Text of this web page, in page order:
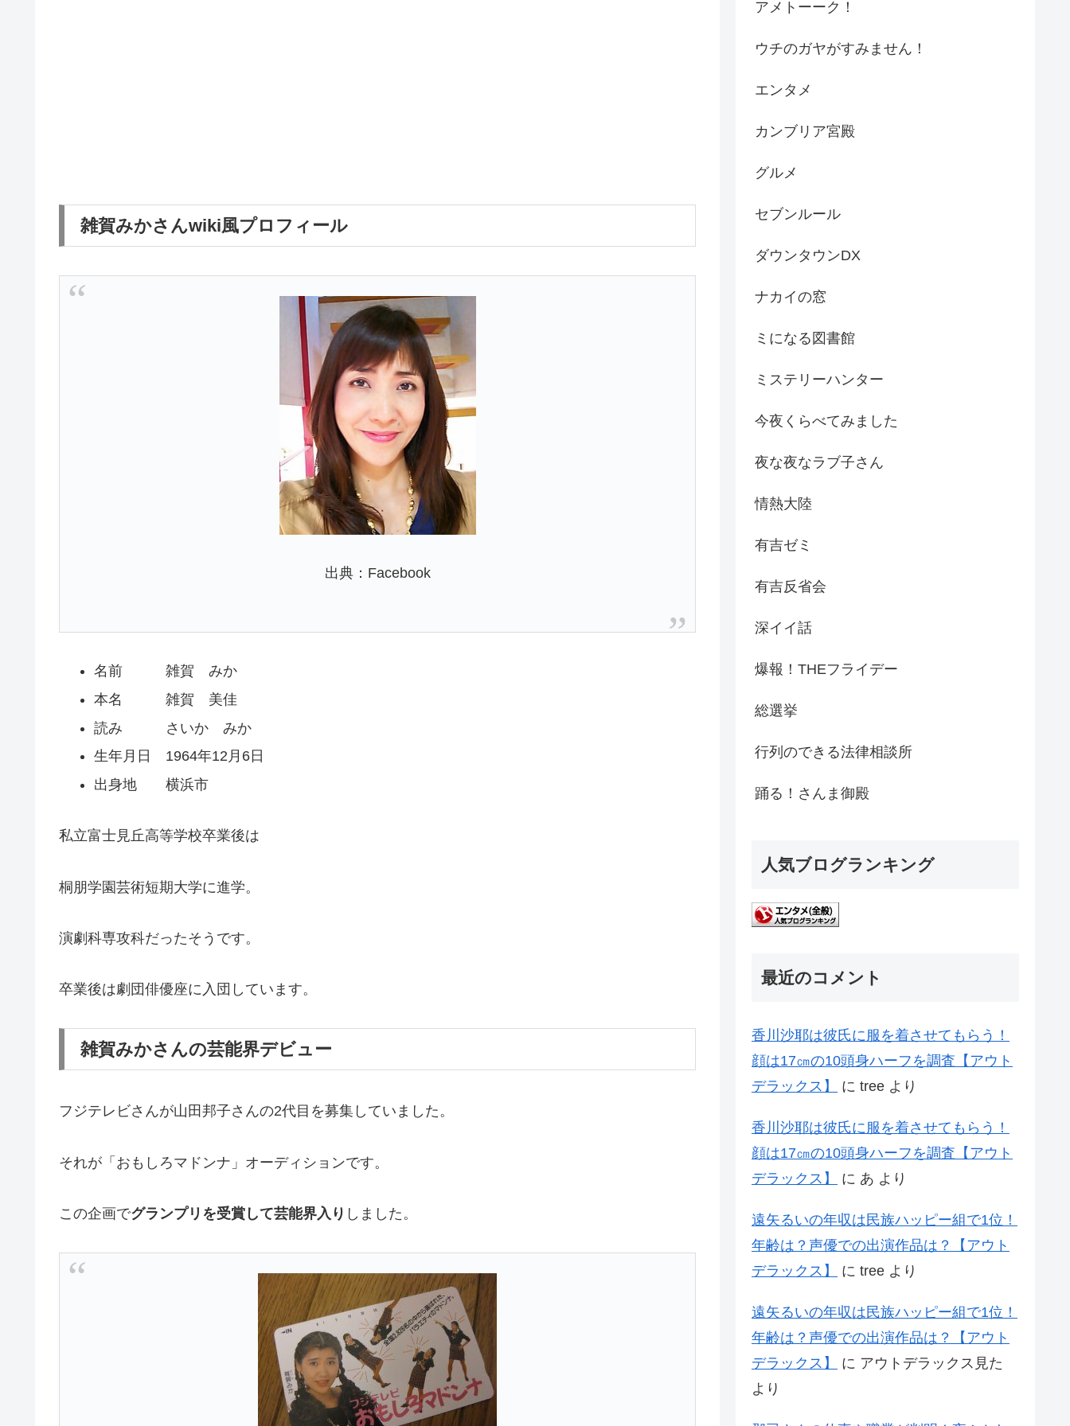
雑賀みかさんwiki風プロフィール
出典：Facebook
名前 雑賀 みか
本名 雑賀 美佳
読み さいか みか
生年月日 1964年12月6日
出身地 横浜市
私立富士見丘高等学校卒業後は
桐朋学園芸術短期大学に進学。
演劇科専攻科だったそうです。
卒業後は劇団俳優座に入団しています。
雑賀みかさんの芸能界デビュー
フジテレビさんが山田邦子さんの2代目を募集していました。
それが「おもしろマドンナ」オーディションです。
この企画でグランプリを受賞して芸能界入り しました。
アメトーーク！
ウチのガヤがすみません！
エンタメ
カンブリア宮殿
グルメ
セブンルール
ダウンタウンDX
ナカイの窓
ミになる図書館
ミステリーハンター
今夜くらべてみました
夜な夜なラブ子さん
情熱大陸
有吉ゼミ
有吉反省会
深イイ話
爆報！THEフライデー
総選挙
行列のできる法律相談所
踊る！さんま御殿
人気ブログランキング
最近のコメント
香川沙耶は彼氏に服を着させてもらう！
顔は17㎝の10頭身ハーフを調査【アウト
デラックス】
に tree より
香川沙耶は彼氏に服を着させてもらう！
顔は17㎝の10頭身ハーフを調査【アウト
デラックス】
に あ より
遠矢るいの年収は民族ハッピー組で1位！
年齢は？声優での出演作品は？【アウト
デラックス】
に tree より
遠矢るいの年収は民族ハッピー組で1位！
年齢は？声優での出演作品は？【アウト
デラックス】
に アウトデラックス見た
より